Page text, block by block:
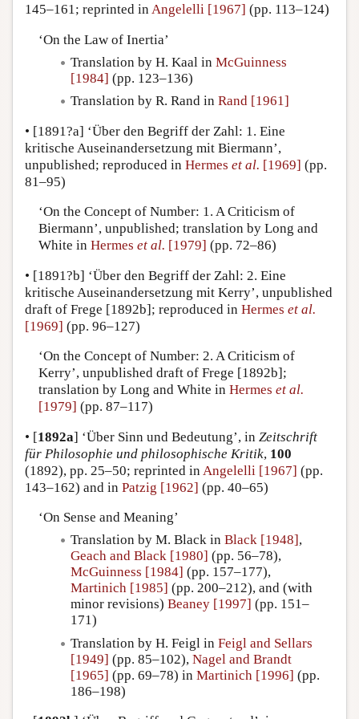
145–161; reprinted in Angelelli [1967] (pp. 113–124)
‘On the Law of Inertia’
Translation by H. Kaal in McGuinness
[1984] (pp. 123–136)
Translation by R. Rand in Rand [1961]
• [1891?a] ‘Über den Begriff der Zahl: 1. Eine
kritische Auseinandersetzung mit Biermann’,
unpublished; reproduced in Hermes et al. [1969] (pp.
81–95)
‘On the Concept of Number: 1. A Criticism of
Biermann’, unpublished; translation by Long and
White in Hermes et al. [1979] (pp. 72–86)
• [1891?b] ‘Über den Begriff der Zahl: 2. Eine
kritische Auseinandersetzung mit Kerry’, unpublished
draft of Frege [1892b]; reproduced in Hermes et al.
[1969] (pp. 96–127)
‘On the Concept of Number: 2. A Criticism of
Kerry’, unpublished draft of Frege [1892b];
translation by Long and White in Hermes et al.
[1979] (pp. 87–117)
• [1892a] ‘Über Sinn und Bedeutung’, in Zeitschrift
für Philosophie und philosophische Kritik, 100
(1892), pp. 25–50; reprinted in Angelelli [1967] (pp.
143–162) and in Patzig [1962] (pp. 40–65)
‘On Sense and Meaning’
Translation by M. Black in Black [1948] ,
Geach and Black [1980] (pp. 56–78),
McGuinness [1984] (pp. 157–177),
Martinich [1985] (pp. 200–212), and (with
minor revisions) Beaney [1997] (pp. 151–
171)
Translation by H. Feigl in Feigl and Sellars
[1949] (pp. 85–102), Nagel and Brandt
[1965] (pp. 69–78) in Martinich [1996] (pp.
186–198)